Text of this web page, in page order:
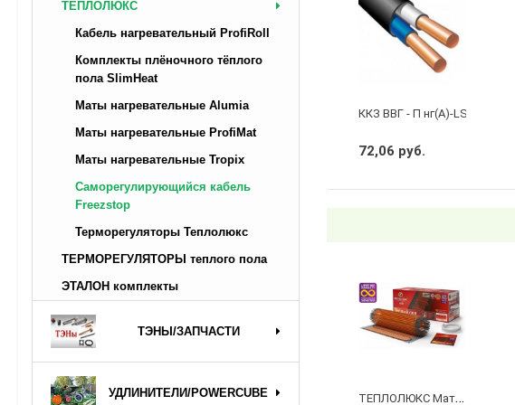
ТЕПЛОЛЮКС
Кабель нагревательный ProfiRoll
Комплекты плёночного тёплого
пола SlimHeat
Маты нагревательные Alumia
Маты нагревательные ProfiMat
Маты нагревательные Tropix
Саморегулирующийся кабель
Freezstop
Терморегуляторы Теплолюкс
ТЕРМОРЕГУЛЯТОРЫ теплого пола
ЭТАЛОН комплекты
ТЭНЫ/ЗАПЧАСТИ
УДЛИНИТЕЛИ/POWERCUBE
ККЗ ВВГ - П нг(А)-LS 2 х 2,5
72,06 руб.
Т
ЕПЛОЛЮКС Мат нагревательный ProfiMat 180 Вт/1,0 кв.м